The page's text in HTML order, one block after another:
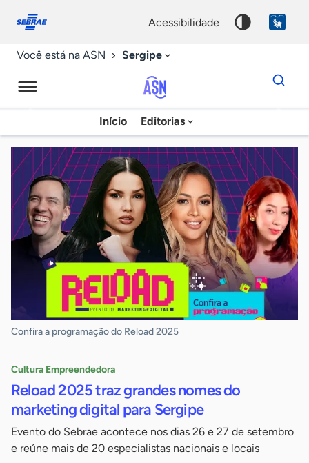
conosco
acessibilidade
Você está na ASN Sergipe
Agência
Sebrae
de
Notícias
Início Editorias
Dados
para
chave
Confira a programação do Reload 2025
Cultura Empreendedora
Reload 2025 traz grandes nomes do
marketing digital para Sergipe
Evento do Sebrae acontece nos dias 26 e 27 de setembro
e reúne mais de 20 especialistas nacionais e locais